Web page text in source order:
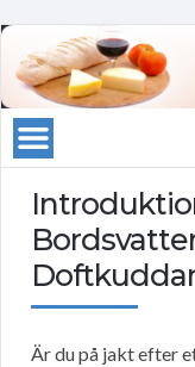
Är du på jakt efter